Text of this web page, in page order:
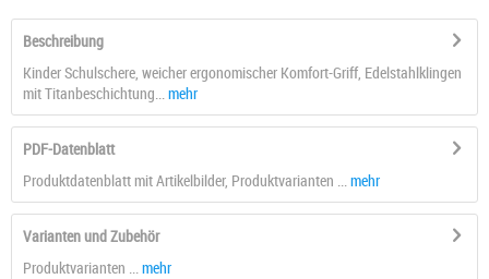
Beschreibung
Kinder Schulschere, weicher ergonomischer Komfort-Griff, Edelstahlklingen
mit Titanbeschichtung...
mehr
PDF-Datenblatt
Produktdatenblatt mit Artikelbilder, Produktvarianten ... mehr
Varianten und Zubehör
Produktvarianten ... mehr